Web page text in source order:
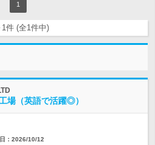
1
1件 (全1件中)
場（英語で活躍◎）
： 2026/10/12